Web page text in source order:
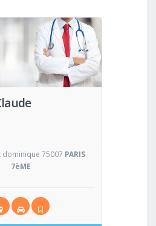
Voir
dominique 75007 PARIS
7èME